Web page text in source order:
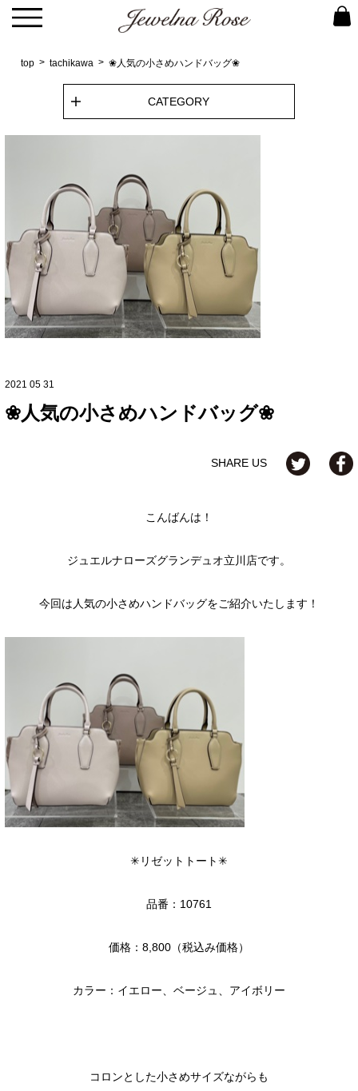
top tachikawa ❀人気の小さめハンドバッグ❀
CATEGORY
2021 05 31
❀人気の小さめハンドバッグ❀
SHARE US
こんばんは！
ジュエルナローズグランデュオ立川店です。
今回は人気の小さめハンドバッグをご紹介いたします！
✳︎リゼットトート✳︎
品番：10761
価格：8,800（税込み価格）
カラー：イエロー、ベージュ、アイボリー
コロンとした小さめサイズながらも